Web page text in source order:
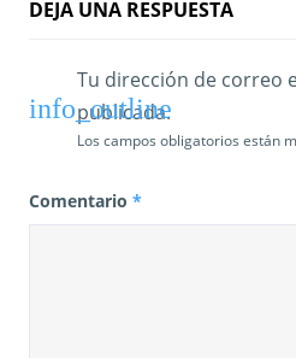
a
DEJA UNA RESPUESTA
Tu dirección de correo
publicada.
Los campos obligatorios están
Comentario *